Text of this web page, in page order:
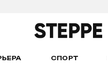
СПОРТ